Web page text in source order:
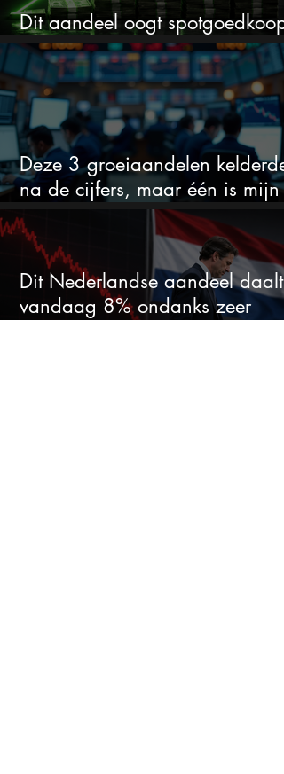
Dit aandeel oogt spotgoedkoop
voor hoeveel het kan stijgen
Deze 3 groeiaandelen
na de cijfers, maar één is mijn
duidelijke favoriet
Dit Nederlandse aandeel daalt
vandaag 8% ondanks zeer